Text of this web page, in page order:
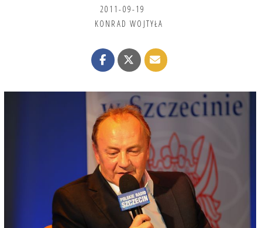
2011-09-19
KONRAD WOJTYŁA